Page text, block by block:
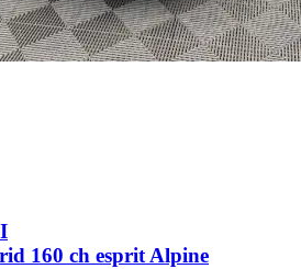
160 ch esprit Alpine